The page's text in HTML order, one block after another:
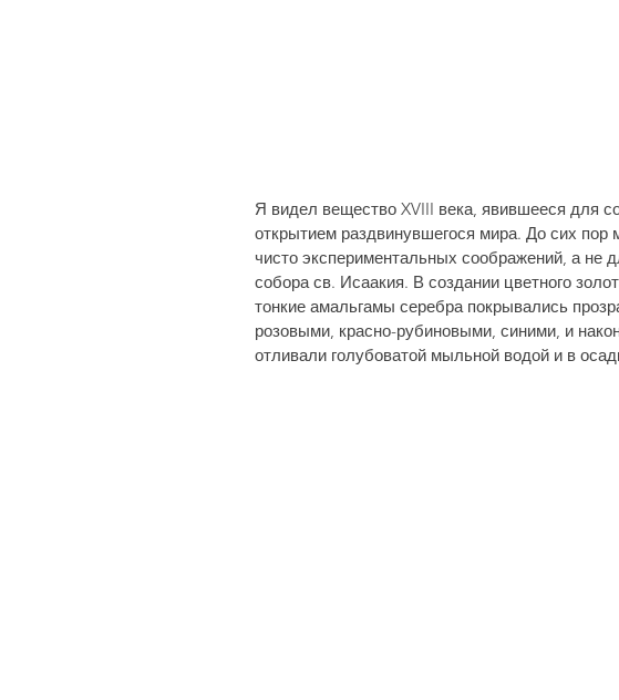
Я видел вещество XVIII века, явившееся для
открытием раздви­нувшегося мира. До сих пор
чисто экспериментальных соображений, а не
собора св. Исаакия. В создании цветного
тонкие амальгамы серебра покрывались
розовыми, красно-рубиновыми, синими, и
отливали голубоватой мыльной водой и в